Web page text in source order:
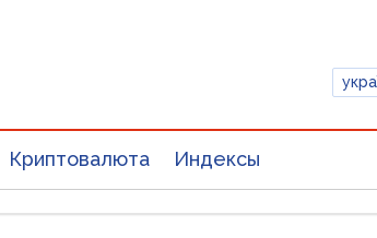
Криптовалюта Индексы